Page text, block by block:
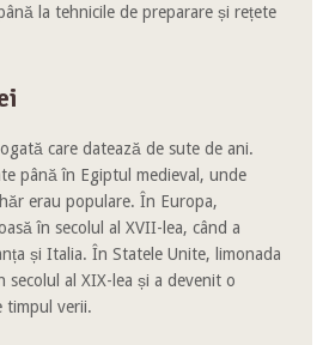
la tehnicile de preparare și rețete
care datează de sute de ani.
până în Egiptul medieval, unde
erau populare. În Europa,
în secolul al XVII-lea, când a
și Italia. În Statele Unite, limonada
al XIX-lea și a devenit o
timpul verii.